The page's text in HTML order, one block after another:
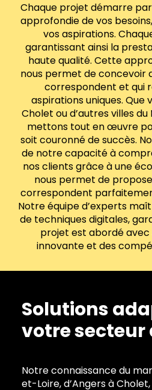
Chaque projet démarre
approfondie de vos
vos aspirations.
garantissant ainsi la
haute qualité. Cette
nous permet de concevoir
correspondent et qui
aspirations uniques. Que
Cholet ou d’autres villes
mettons tout en œuvre
soit couronné de succès.
de notre capacité à
nos clients grâce à une
nous permet de
correspondent
Notre équipe d’experts
de techniques digitales,
projet est abordé
innovante et des
Solutions
votre secteur
Notre connaissance du
et-Loire, d’Angers à